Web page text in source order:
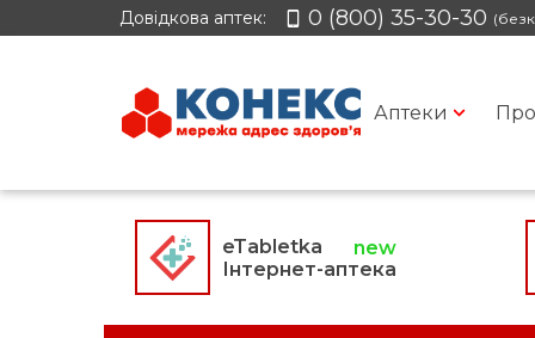
Довідкова аптек: 0 (800) 35-30-30
Аптеки
eTabletka
Інтернет-аптека